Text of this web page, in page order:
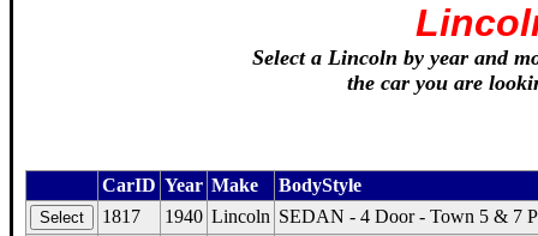
CarID Year Make
BodyStyle
1817
1940 Lincoln SEDAN - 4 Door - Town 5 & 7
Select a Lincoln by year and
the car you are